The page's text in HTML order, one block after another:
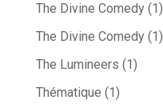
The Divine Comedy(1)
The Divine Comedy(1)
The Lumineers (1)
Thématique (1)